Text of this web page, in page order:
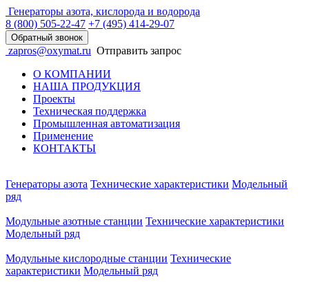
Генераторы азота, кислорода и водорода
8 (800) 505-22-47 +7 (495) 414-29-07
Обратный звонок
zapros@oxymat.ru Отправить запрос
О КОМПАНИИ
НАША ПРОДУКЦИЯ
Проекты
Техническая поддержка
Промышленная автоматизация
Применение
КОНТАКТЫ
Генераторы азота Технические характеристики Модельный
ряд
Модульные азотные станции Технические характеристики
Модельный ряд
Модульные кислородные станции Технические
характеристики Модельный ряд